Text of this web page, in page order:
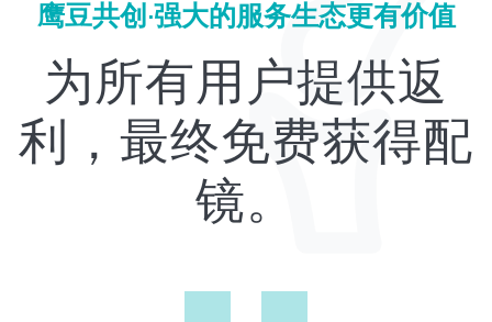
鹰豆共创·强大的服务生态更有价值
为所有用户提供返
利，最终免费获得配
镜。